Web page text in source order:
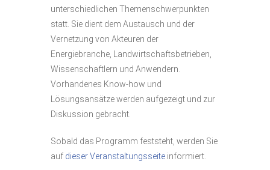
unterschiedlichen Themenschwerpunkten
statt. Sie dient dem Austausch und der
Vernetzung von Akteuren der
Energiebranche, Landwirtschaftsbetrieben,
Wissenschaftlern und Anwendern.
Vorhandenes Know-how und
Lösungsansätze werden aufgezeigt und zur
Diskussion gebracht.
Sobald das Programm feststeht, werden Sie
auf dieser Veranstaltungsseite informiert.